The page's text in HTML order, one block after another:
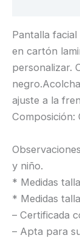
Pantalla
en cartón
personalizar.
ajuste a la
Composición:
y niño.
* Medidas
* Medidas
– Certificada
– Apta para